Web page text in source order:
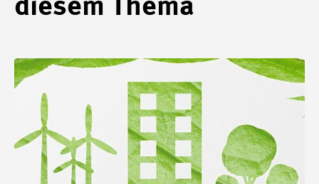
diesem Thema